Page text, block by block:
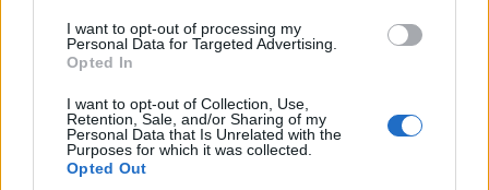
I want to opt-out of processing my
Personal Data for Targeted Advertising.
Opted In
I want to opt-out of Collection, Use,
Retention, Sale, and/or Sharing of my
Personal Data that Is Unrelated with the
Purposes for which it was collected.
Opted Out